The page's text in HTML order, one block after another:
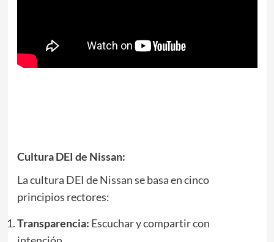
Cultura DEI de Nissan:
La cultura DEI de Nissan se basa en cinco
principios rectores:
Transparencia: Escuchar y compartir con